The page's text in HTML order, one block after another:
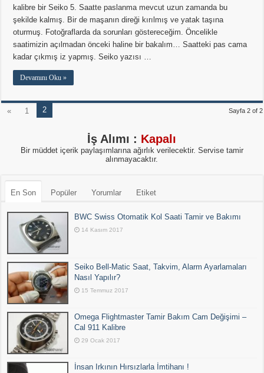
kalibre bir Seiko 5. Saatte paslanma mevcut uzun zamanda bu
şekilde kalmış. Bir de maşanın direği kırılmış ve yatak taşına
oturmuş. Fotoğraflarda da sorunları göstereceğim. Öncelikle
saatimizin açılmadan önceki haline bir bakalım… Saatteki pas cama
kadar çıkmış iz yapmış. Seiko yazısı …
Devamını Oku »
Sayfa 2 of 2
« 1 2
İş Alımı : Kapalı
Bir müddet içerik paylaşımlarına ağırlık verilecektir. Servise tamir
alınmayacaktır.
En Son Popüler Yorumlar Etiket
BWC Swiss Otomatik Kol Saati Tamir ve Bakımı
14 Kasım 2017
Seiko Bell-Matic Saat, Takvim, Alarm Ayarlamaları
Nasıl Yapılır?
15 Temmuz 2017
Omega Flightmaster Tamir Bakım Cam Değişimi –
Cal 911 Kalibre
29 Ocak 2017
İnsan Irkının Hırsızlarla İmtihanı !